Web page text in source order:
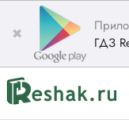
✖
ГДЗ